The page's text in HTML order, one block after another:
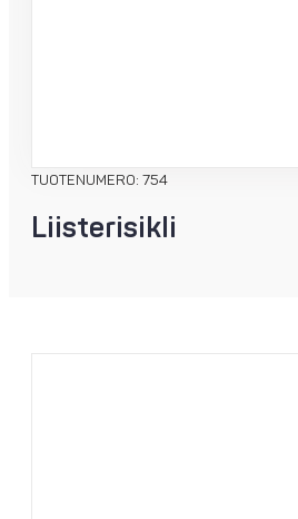
TUOTENUMERO: 754
Liisterisikli